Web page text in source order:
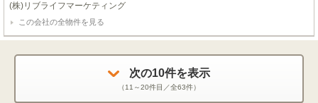
(株)リブライフマーケティング
この会社の全物件を見る
次の10件を表示
（11～20件目／全63件）